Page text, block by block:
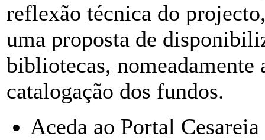
reflexão técnica do
uma proposta de
bibliotecas,
catalogação dos fundos.
Aceda ao Portal